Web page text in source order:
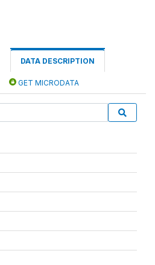
DATA DESCRIPTION
GET MICRODATA